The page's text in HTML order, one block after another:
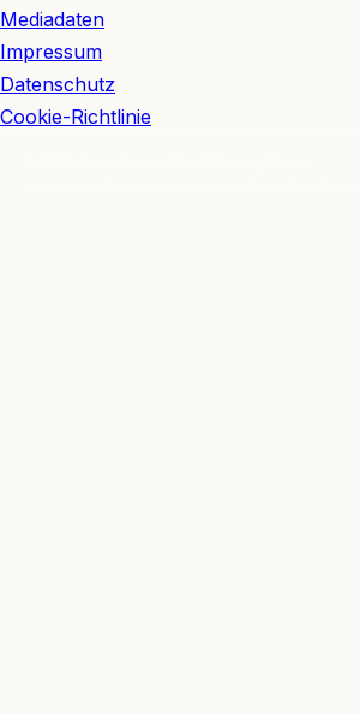
Mediadaten
Impressum
Datenschutz
Cookie-Richtlinie